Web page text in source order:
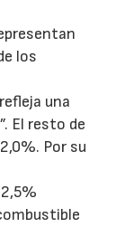
los
una
El resto de
Por su